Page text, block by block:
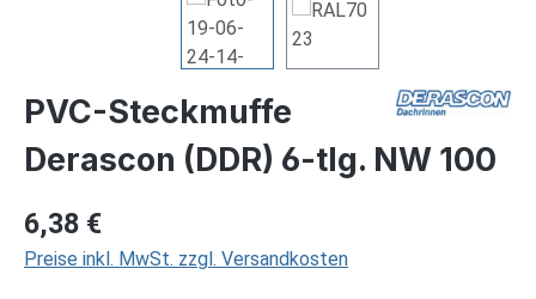
PVC-Steckmuffe
Derascon (DDR) 6-tlg. NW 100
Regulärer Preis:
6,38 €
Preise inkl. MwSt. zzgl. Versandkosten